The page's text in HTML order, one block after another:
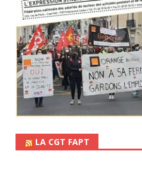
LA CGT FAPT